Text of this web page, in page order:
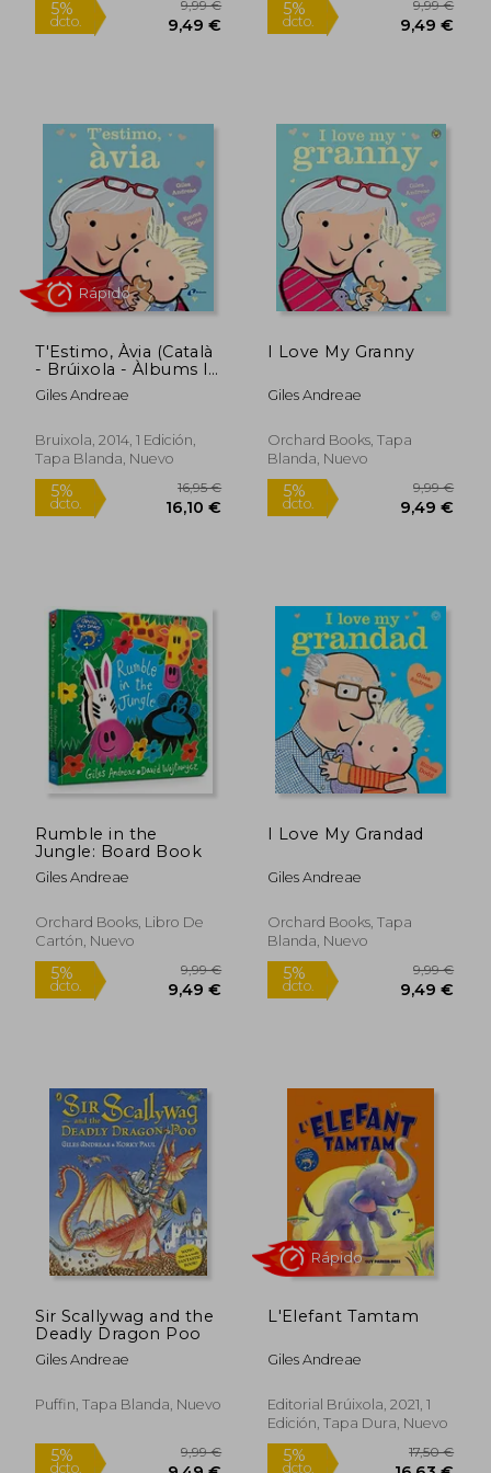
5%
dcto.
9,99 €
9,49 €
5%
dcto.
5%
dcto.
9,99 €
9,49 €
5%
dcto. 9,49
5%
dcto.
9,99 €
9,49 €
5%
T'Estimo, Àvia (Català
- Brúixola - Àlbums Il
Lustrats)
Giles Andreae
Bruixola, 2014, 1 Edición,
Tapa Blanda, Nuevo
I Love My Granny
Giles Andreae
Orchard Books, Tapa
Blanda, Nuevo
Rumble in the
Jungle: Board Book
Giles Andreae
Orchard Books, Libro De
Cartón, Nuevo
I Love My Grandad
Giles Andreae
Orchard Books, Tapa
Blanda, Nuevo
Sir Scallywag and the
Deadly Dragon Poo
Giles Andreae
Puffin, Tapa Blanda, Nuevo
L'Elefant Tamtam
Giles Andreae
Editorial Brúixola, 2021, 1
Edición, Tapa Dura, Nuevo